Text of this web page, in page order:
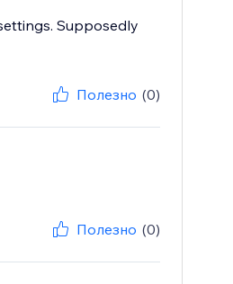
Supposedly
Полезно (0)
Полезно (0)